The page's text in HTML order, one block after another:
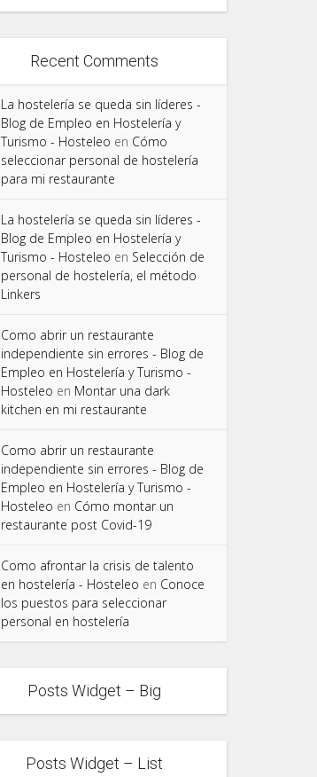
Recent Comments
La hostelería se queda sin líderes -
Blog de Empleo en Hostelería y
Turismo - Hosteleo en Cómo
seleccionar personal de hostelería
para mi restaurante
La hostelería se queda sin líderes -
Blog de Empleo en Hostelería y
Turismo - Hosteleo en Selección de
personal de hostelería, el método
Linkers
Como abrir un restaurante
independiente sin errores - Blog de
Empleo en Hostelería y Turismo -
Hosteleo en Montar una dark
kitchen en mi restaurante
Como abrir un restaurante
independiente sin errores - Blog de
Empleo en Hostelería y Turismo -
Hosteleo en Cómo montar un
restaurante post Covid-19
Como afrontar la crisis de talento
en hostelería - Hosteleo en Conoce
los puestos para seleccionar
personal en hostelería
Posts Widget – Big
Posts Widget – List